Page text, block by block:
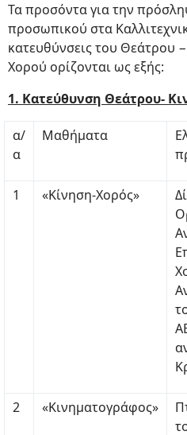
Τα προσόντα για την
προσωπικού στα
κατευθύνσεις του Θεάτρου
Χορού ορίζονται ως εξής:
1. Κατεύθυνση Θεάτρου-
α/
α
Μαθήματα
1 «Κίνηση-Χορός»
2 «Κινηματογράφος»